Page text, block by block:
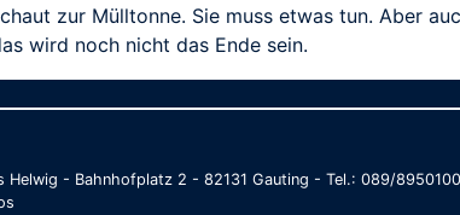
zur Mülltonne. Sie muss etwas tun. Aber
wird noch nicht das Ende sein.
- Bahnhofplatz 2 - 82131 Gauting - Tel.: 089/